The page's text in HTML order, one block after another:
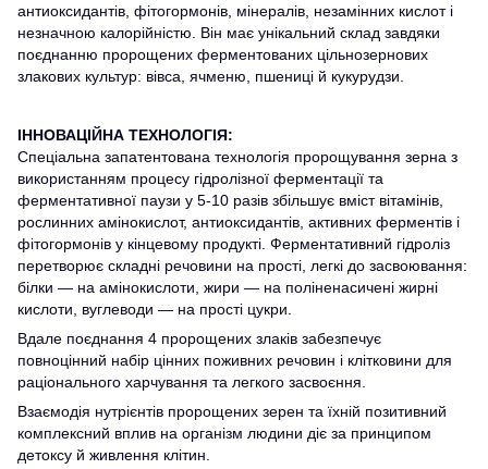
антиоксидантів, фітогормонів, мінералів, незамінних кислот і
незначною калорійністю. Він має унікальний склад завдяки
поєднанню пророщених ферментованих цільнозернових
злакових культур: вівса, ячменю, пшениці й кукурудзи.
ІННОВАЦІЙНА ТЕХНОЛОГІЯ:
Спеціальна запатентована технологія пророщування зерна з
використанням процесу гідролізної ферментації та
ферментативної паузи у 5-10 разів збільшує вміст вітамінів,
рослинних амінокислот, антиоксидантів, активних ферментів і
фітогормонів у кінцевому продукті. Ферментативний гідроліз
перетворює складні речовини на прості, легкі до засвоювання:
білки — на амінокислоти, жири — на поліненасичені жирні
кислоти, вуглеводи — на прості цукри.
Вдале поєднання 4 пророщених злаків забезпечує
повноцінний набір цінних поживних речовин і клітковини для
раціонального харчування та легкого засвоєння.
Взаємодія нутрієнтів пророщених зерен та їхній позитивний
комплексний вплив на організм людини діє за принципом
детоксу й живлення клітин.